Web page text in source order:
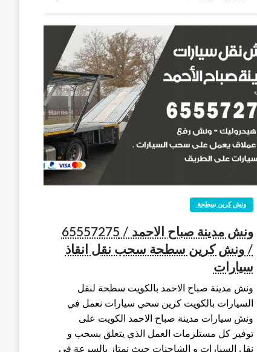
ونش كرين سطحة
ونش مدينة صباح الاحمد / 65557275
/ ونش كرين سطحة سحب نقل انقاذ
سيارات
ونش مدينة صباح الاحمد بالكويت سطحة لنقل
السيارات بالكويت كرين سحي سيارات نعمل في
ونش سيارات مدينة صباح الاحمد الكويت على
توفير كل مستلزمات العمل الذي يتعلق بسحب و
نقل السيارات و الشاحنات حيث نمتاز بالسرعة في